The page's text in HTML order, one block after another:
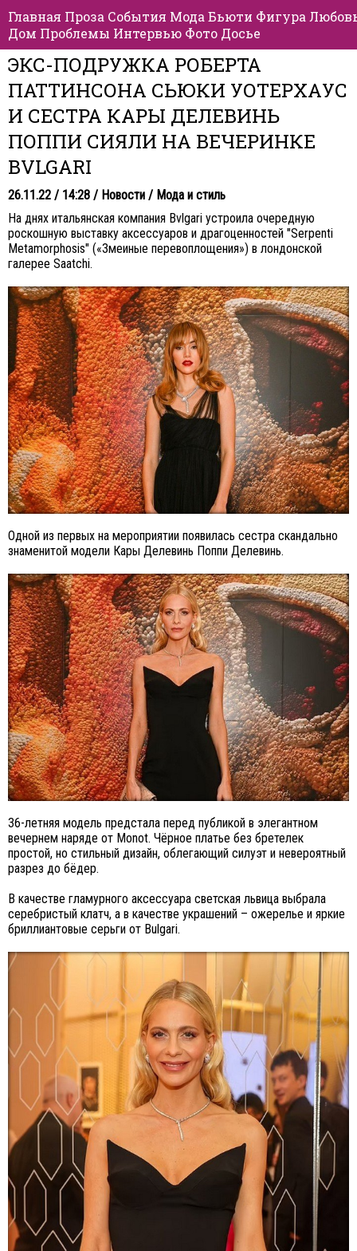
Главная Проза События Мода Бьюти Фигура
Дом Проблемы Интервью Фото Досье
ЭКС-ПОДРУЖКА РОБЕРТА
ПАТТИНСОНА СЬЮКИ УОТЕРХАУС
И СЕСТРА КАРЫ ДЕЛЕВИНЬ
ПОППИ СИЯЛИ НА ВЕЧЕРИНКЕ
BVLGARI
26.11.22 / 14:28 / Новости / Мода и стиль
На днях итальянская компания Bvlgari устроила очередную
роскошную выставку аксессуаров и драгоценностей "Serpenti
Metamorphosis" («Змеиные перевоплощения») в лондонской
галерее Saatchi.
Одной из первых на мероприятии появилась сестра скандально
знаменитой модели Кары Делевинь Поппи Делевинь.
36-летняя модель предстала перед публикой в элегантном
вечернем наряде от Monot. Чёрное платье без бретелек
простой, но стильный дизайн, облегающий силуэт и невероятный
разрез до бёдер.
В качестве гламурного аксессуара светская львица выбрала
серебристый клатч, а в качестве украшений – ожерелье и яркие
бриллиантовые серьги от Bulgari.